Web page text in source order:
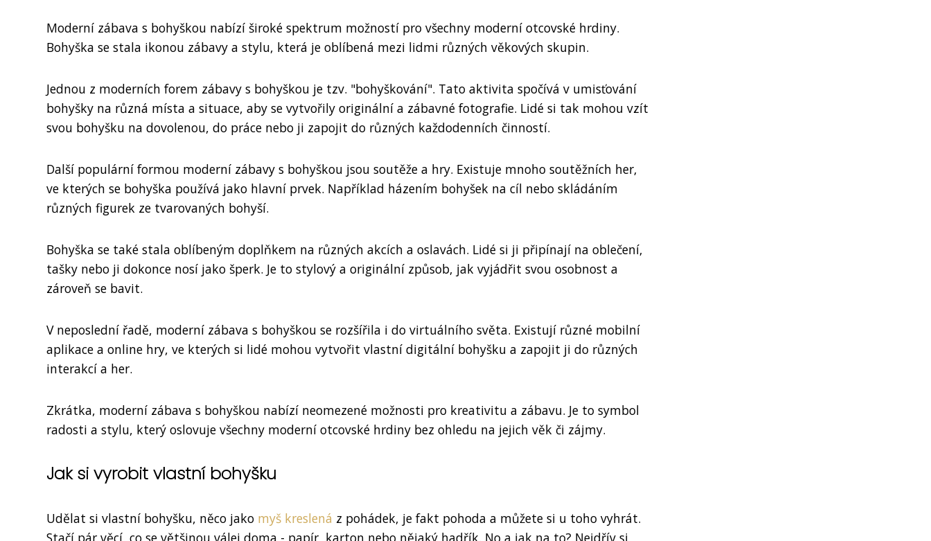
Moderní zábava s bohyškou nabízí široké spektrum možností pro všechny moderní otcovské hrdiny.
Bohyška se stala ikonou zábavy a stylu, která je oblíbená mezi lidmi různých věkových skupin.
Jednou z moderních forem zábavy s bohyškou je tzv. "bohyškování". Tato aktivita spočívá v umisťování
bohyšky na různá místa a situace, aby se vytvořily originální a zábavné fotografie. Lidé si tak mohou vzít
svou bohyšku na dovolenou, do práce nebo ji zapojit do různých každodenních činností.
Další populární formou moderní zábavy s bohyškou jsou soutěže a hry. Existuje mnoho soutěžních her,
ve kterých se bohyška používá jako hlavní prvek. Například házením bohyšek na cíl nebo skládáním
různých figurek ze tvarovaných bohyší.
Bohyška se také stala oblíbeným doplňkem na různých akcích a oslavách. Lidé si ji připínají na oblečení,
tašky nebo ji dokonce nosí jako šperk. Je to stylový a originální způsob, jak vyjádřit svou osobnost a
zároveň se bavit.
V neposlední řadě, moderní zábava s bohyškou se rozšířila i do virtuálního světa. Existují různé mobilní
aplikace a online hry, ve kterých si lidé mohou vytvořit vlastní digitální bohyšku a zapojit ji do různých
interakcí a her.
Zkrátka, moderní zábava s bohyškou nabízí neomezené možnosti pro kreativitu a zábavu. Je to symbol
radosti a stylu, který oslovuje všechny moderní otcovské hrdiny bez ohledu na jejich věk či zájmy.
Jak si vyrobit vlastní bohyšku
Udělat si vlastní bohyšku, něco jako myš kreslená z pohádek, je fakt pohoda a můžete si u toho vyhrát.
Stačí pár věcí, co se většinou válej doma - papír, karton nebo nějaký hadřík. No a jak na to? Nejdřív si